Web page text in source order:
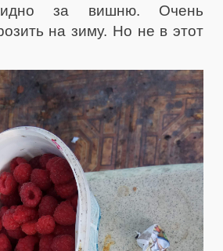
за вишню. Очень
на зиму. Но не в этот